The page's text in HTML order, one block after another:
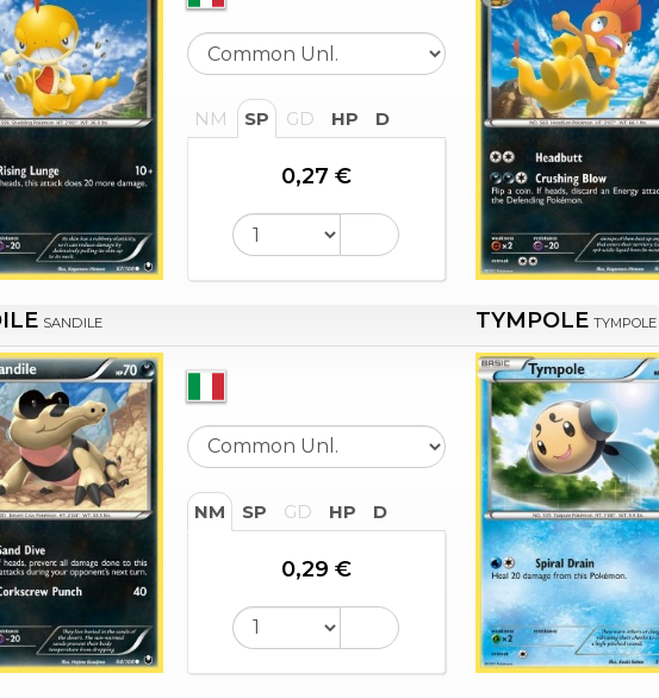
NM SP GD HP D
0,27 €
SANDILE
NM SP GD HP D
0,29 €
TYMPOLE TYMPOLE